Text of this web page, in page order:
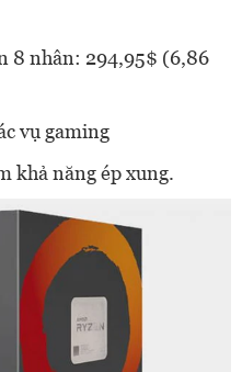
8 nhân: 294,95$ (6,86
vụ gaming
khả năng ép xung.